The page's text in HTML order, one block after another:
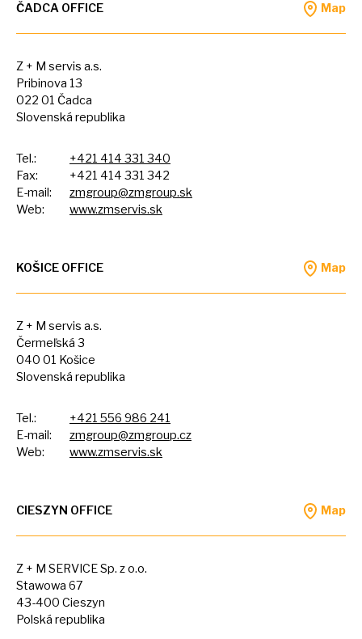
ČADCA OFFICE Map
Z + M servis a.s.
Pribinova 13
022 01 Čadca
Slovenská republika
Tel.:
+421 414 331 340
Fax:
+421 414 331 342
E-mail:
zmgroup@zmgroup.sk
Web:
www.zmservis.sk
KOŠICE OFFICE Map
Z + M servis a.s.
Čermeľská 3
040 01 Košice
Slovenská republika
Tel.:
+421 556 986 241
E-mail:
zmgroup@zmgroup.cz
Web:
www.zmservis.sk
CIESZYN OFFICE Map
Z + M SERVICE Sp. zo.o.
Stawowa 67
43-400 Cieszyn
Polská republika